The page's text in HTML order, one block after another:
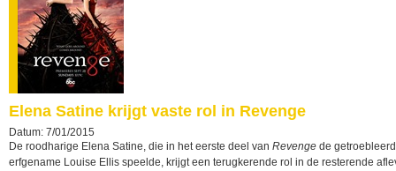
Elena Satine krijgt vaste rol in Revenge
Datum: 7/01/2015
De roodharige Elena Satine, die in het eerste deel van Revenge de
erfgename Louise Ellis speelde, krijgt een terugkerende rol in de resterende